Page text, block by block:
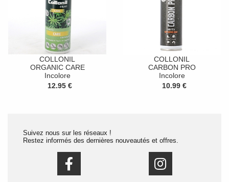
COLLONIL
ORGANIC CARE
Incolore
12.95 €
COLLONIL
CARBON PRO
Incolore
10.99 €
Suivez nous sur les réseaux !
Restez informés des dernières nouveautés et offres.